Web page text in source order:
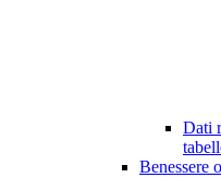
Dati
Benessere